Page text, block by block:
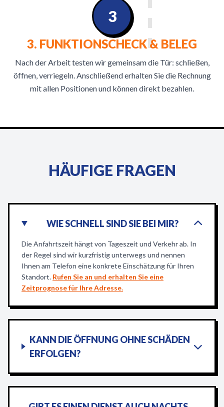
3. FUNKTIONSCHECK & BELEG
Nach der Arbeit testen wir gemeinsam die Tür: schließen,
öffnen, verriegeln. Anschließend erhalten Sie die Rechnung
mit allen Positionen und können direkt bezahlen.
3
HÄUFIGE FRAGEN
WIE SCHNELL SIND SIE BEI MIR?
Die Anfahrtszeit hängt von Tageszeit und Verkehr ab. In
der Regel sind wir kurzfristig unterwegs und nennen
Ihnen am Telefon eine konkrete Einschätzung für Ihren
Standort. Rufen Sie an und erhalten Sie eine
Zeitprognose für Ihre Adresse.
KANN DIE ÖFFNUNG OHNE SCHÄDEN
ERFOLGEN?